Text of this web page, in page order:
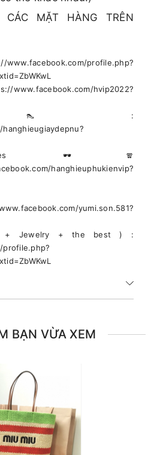
MẶT HÀNG TRÊN
profile.php?
hvip2022?
👠 :
🕶🧣
hanghieuphukienvip?
yumi.son.581?
+ Jewelry + the best ) :
BẠN VỪA XEM